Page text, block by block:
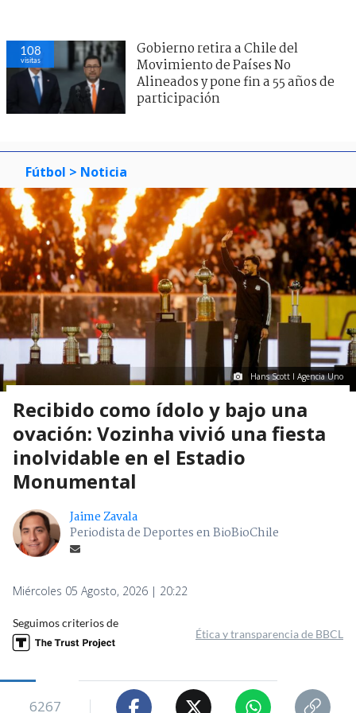
108
visitas
Gobierno retira a Chile del
Movimiento de Países No
Alineados y pone fin a 55 años de
participación
Fútbol > Noticia
Hans Scott I Agencia Uno
Recibido como ídolo y bajo una
ovación: Vozinha vivió una fiesta
inolvidable en el Estadio
Monumental
Jaime Zavala
Periodista de Deportes en BioBioChile
Miércoles 05 Agosto, 2026 | 20:22
Seguimos criterios de
Ética y transparencia de BBCL
6267